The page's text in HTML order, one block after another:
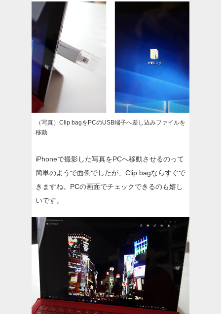
（写真）Clip bagをPCのUSB端子へ差し込みファイルを
移動
iPhoneで撮影した写真をPCへ移動させるのって
簡単のようで面倒でしたが、Clip bagならすぐで
きますね。PCの画面でチェックできるのも嬉し
いです。